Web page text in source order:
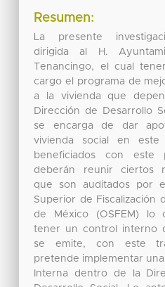
Resumen:
La presente
dirigida al H.
Tenancingo, el cual
cargo el programa de
a la vivienda que
Dirección de Desarrollo
se encarga de dar
vivienda social en este
beneficiados con este
deberán reunir ciertos
que son auditados por
Superior de Fiscalización
de México (OSFEM) lo
tener un control interno
se emite, con este
pretende implementar
Interna dentro de la